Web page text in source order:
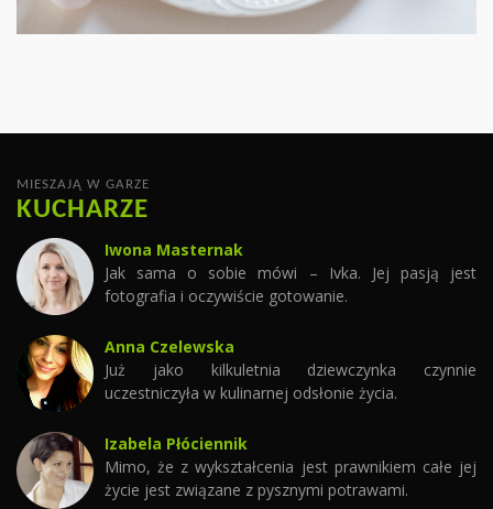
MIESZAJĄ W GARZE
KUCHARZE
Iwona Masternak
Jak sama o sobie mówi – Ivka. Jej pasją jest
fotografia i oczywiście gotowanie.
Anna Czelewska
Już jako kilkuletnia dziewczynka czynnie
uczestniczyła w kulinarnej odsłonie życia.
Izabela Płóciennik
Mimo, że z wykształcenia jest prawnikiem całe jej
życie jest związane z pysznymi potrawami.